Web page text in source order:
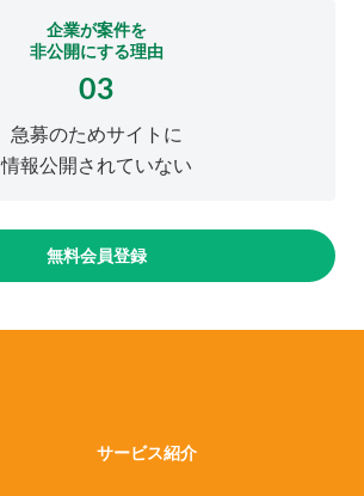
企業が案件を
非公開にする理由
03
急募のためサイトに
情報公開されていない
無料会員登録
サービス紹介